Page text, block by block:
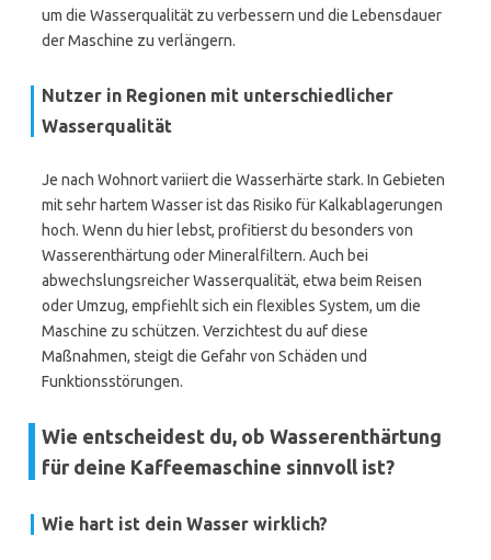
um die Wasserqualität zu verbessern und die Lebensdauer
der Maschine zu verlängern.
Nutzer in Regionen mit unterschiedlicher
Wasserqualität
Je nach Wohnort variiert die Wasserhärte stark. In Gebieten
mit sehr hartem Wasser ist das Risiko für Kalkablagerungen
hoch. Wenn du hier lebst, profitierst du besonders von
Wasserenthärtung oder Mineralfiltern. Auch bei
abwechslungsreicher Wasserqualität, etwa beim Reisen
oder Umzug, empfiehlt sich ein flexibles System, um die
Maschine zu schützen. Verzichtest du auf diese
Maßnahmen, steigt die Gefahr von Schäden und
Funktionsstörungen.
Wie entscheidest du, ob Wasserenthärtung
für deine Kaffeemaschine sinnvoll ist?
Wie hart ist dein Wasser wirklich?